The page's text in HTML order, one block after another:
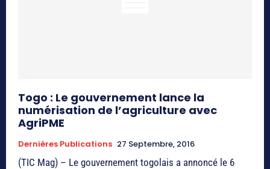
Togo : Le gouvernement lance la
numérisation de l’agriculture avec
AgriPME
Dernières Publications 27 Septembre, 2016
(TIC Mag) – Le gouvernement togolais a annoncé le 6